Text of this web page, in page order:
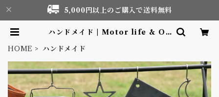
5,000円以上のご購入で送料無料
ハンドメイド | Motor life & Ou
HOME ハンドメイド